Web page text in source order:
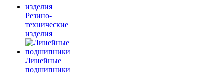
Резино-
технические
изделия
Линейные
подшипники